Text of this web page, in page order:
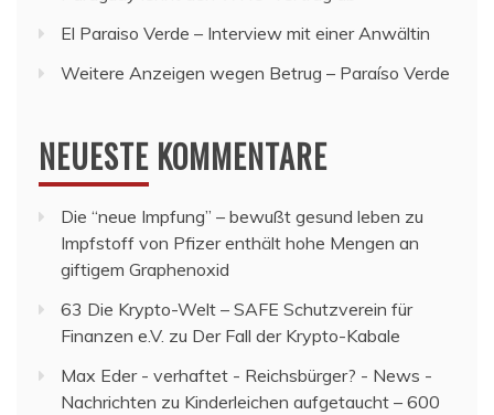
El Paraiso Verde – Interview mit einer Anwältin
Weitere Anzeigen wegen Betrug – Paraíso Verde
NEUESTE KOMMENTARE
Die “neue Impfung” – bewußt gesund leben zu
Impfstoff von Pfizer enthält hohe Mengen an
giftigem Graphenoxid
63 Die Krypto-Welt – SAFE Schutzverein für
Finanzen e.V. zu Der Fall der Krypto-Kabale
Max Eder - verhaftet - Reichsbürger? - News -
Nachrichten zu Kinderleichen aufgetaucht – 600